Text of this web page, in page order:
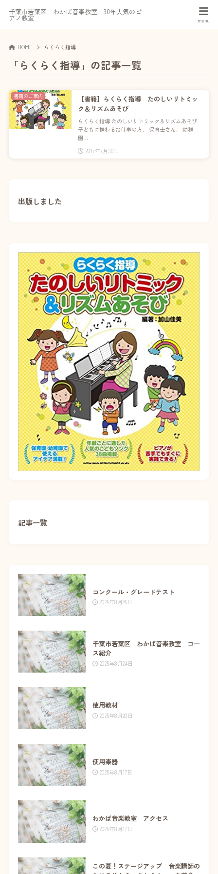
千葉市若葉区 わかば音楽教室 30年人気のピ
アノ教室
HOME らくらく指導
「らくらく指導」の記事一覧
【書籍】らくらく指導 たのしいリトミッ
ク＆リズムあそび
らくらく指導 たのしいリトミック＆リズムあそび
子どもに携わるお仕事の方、 保育士さん、 幼稚
園…
2017年7月30日
書籍のご案内
出版しました
記事一覧
コンクール・グレードテスト
2025年8月25日
千葉市若葉区 わかば音楽教室 コー
ス紹介
2025年8月24日
使用教材
2025年8月20日
使用楽器
2025年8月17日
わかば音楽教室 アクセス
2025年8月17日
この夏！ステージアップ 音楽講師の